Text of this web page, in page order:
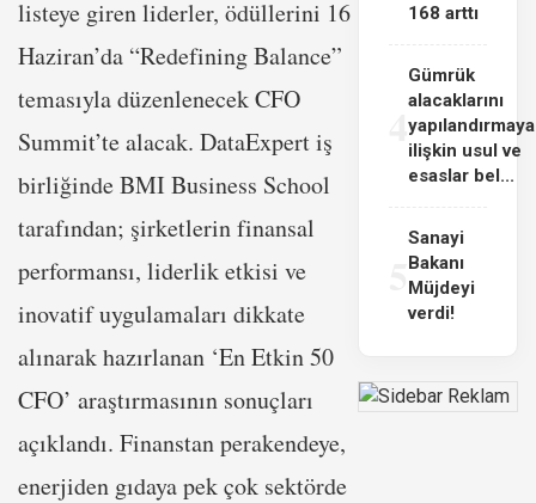
listeye giren liderler, ödüllerini 16
Haziran’da “Redefining Balance”
temasıyla düzenlenecek CFO
Summit’te alacak. DataExpert iş
birliğinde BMI Business School
tarafından; şirketlerin finansal
performansı, liderlik etkisi ve
inovatif uygulamaları dikkate
alınarak hazırlanan ‘En Etkin 50
CFO’ araştırmasının sonuçları
açıklandı. Finanstan perakendeye,
enerjiden gıdaya pek çok sektörde
168 arttı
4
Gümrük
alacaklarını
yapılandırmaya
ilişkin usul ve
esaslar bel...
Sanayi
Bakanı
Müjdeyi
verdi!